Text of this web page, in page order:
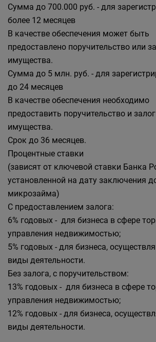
Сумма до 700.000 руб. - для
более 12 месяцев
В качестве обеспечения может быть
предоставлено поручительство или
имущества.
Сумма до 5 млн. руб. - для
до 24 месяцев
В качестве обеспечения необходимо
предоставить поручительство и
имущества.
Срок до 36 месяцев.
Процентные ставки
(зависят от ключевой ставки Банка
установленной на дату заключения
микрозайма)
С предоставлением залога:
6% годовых - для бизнеса в сфере
управления недвижимостью;
5% годовых - для бизнеса,
виды деятельности.
Без залога, с поручительством:
13% годовых - для бизнеса в сфере
управления недвижимостью;
12% годовых - для бизнеса,
виды деятельности.